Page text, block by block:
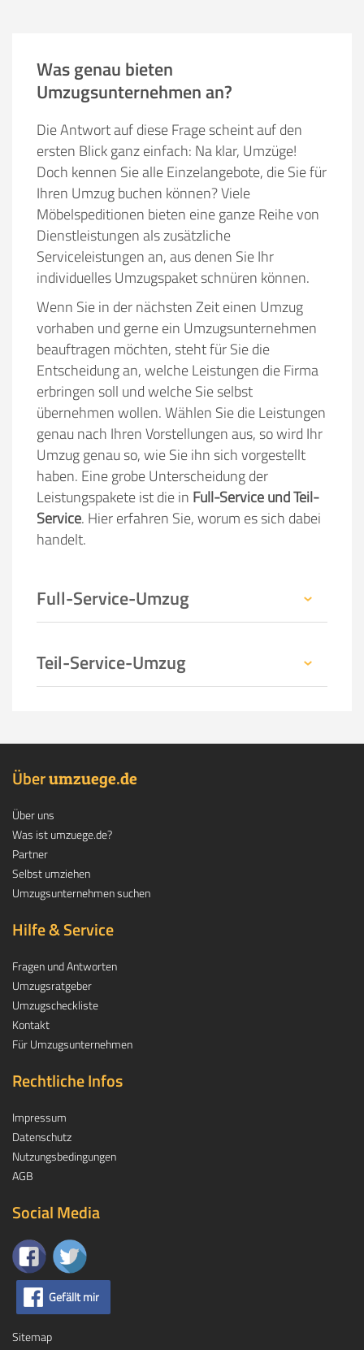
Was genau bieten
Umzugsunternehmen an?
Die Antwort auf diese Frage scheint auf den
ersten Blick ganz einfach: Na klar, Umzüge!
Doch kennen Sie alle Einzelangebote, die Sie für
Ihren Umzug buchen können? Viele
Möbelspeditionen bieten eine ganze Reihe von
Dienstleistungen als zusätzliche
Serviceleistungen an, aus denen Sie Ihr
individuelles Umzugspaket schnüren können.
Wenn Sie in der nächsten Zeit einen Umzug
vorhaben und gerne ein Umzugsunternehmen
beauftragen möchten, steht für Sie die
Entscheidung an, welche Leistungen die Firma
erbringen soll und welche Sie selbst
übernehmen wollen. Wählen Sie die Leistungen
genau nach Ihren Vorstellungen aus, so wird Ihr
Umzug genau so, wie Sie ihn sich vorgestellt
haben. Eine grobe Unterscheidung der
Leistungspakete ist die in Full-Service und Teil-
Service. Hier erfahren Sie, worum es sich dabei
handelt.
Full-Service-Umzug
Teil-Service-Umzug
Überumzuege.de
Über uns
Was ist umzuege.de?
Partner
Selbst umziehen
Umzugsunternehmen suchen
Hilfe & Service
Fragen und Antworten
Umzugsratgeber
Umzugscheckliste
Kontakt
Für Umzugsunternehmen
Rechtliche Infos
Impressum
Datenschutz
Nutzungsbedingungen
AGB
Social Media
Gefällt mir
Sitemap